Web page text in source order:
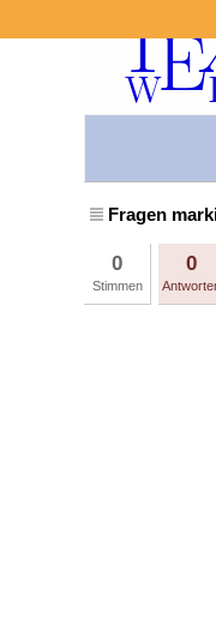
Fragen
0
Stimmen
0